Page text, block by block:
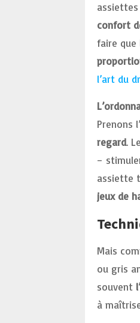
assiettes
confort
faire que
l’art du
Prenons
regard.
–
assiette
jeux de
Mais
ou gris
souvent
à